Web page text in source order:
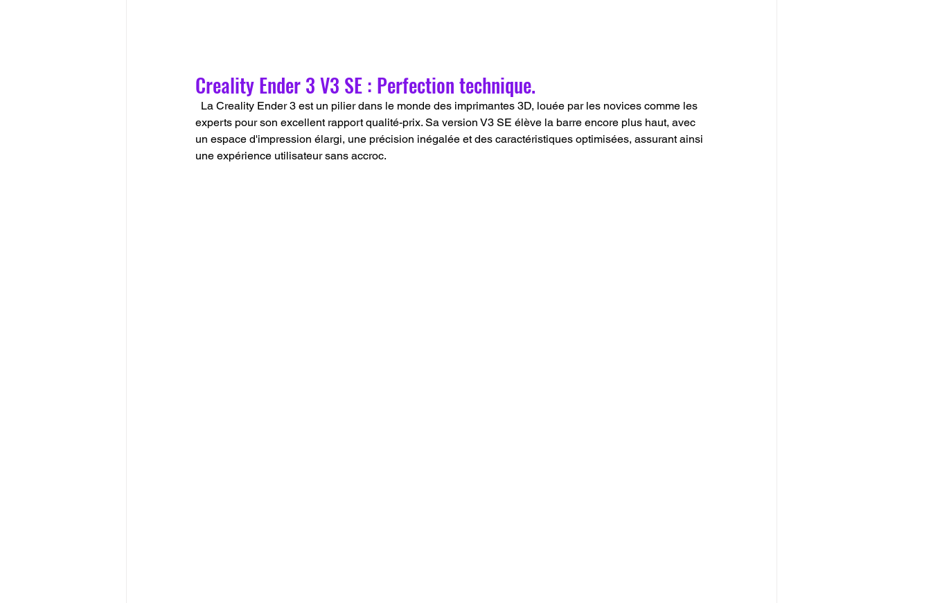
Creality Ender 3 V3 SE : Perfection technique.
experts pour son excellent rapport qualité-prix. Sa version V3 SE élève la barre encore plus haut, avec
un espace d'impression élargi, une précision inégalée et des caractéristiques optimisées, assurant ainsi
une expérience utilisateur sans accroc.